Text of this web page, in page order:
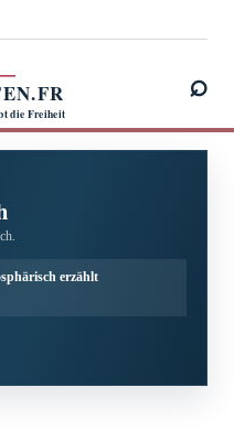
die Freiheit
⌕
erzählt